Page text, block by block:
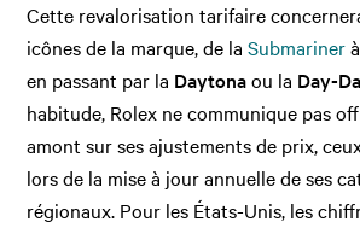
Cette revalorisation tarifaire
icônes de la marque, de laSubmariner
en passant par la Daytonaou la Day-
habitude, Rolex ne communique pas
amont sur ses ajustements de prix,
lors de la mise à jour annuelle de ses
régionaux. Pour les États-Unis, les